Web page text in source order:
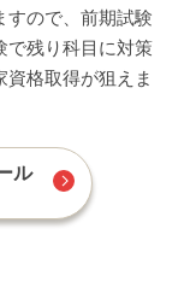
すので、前期試験
で残り科目に対策
資格取得が狙えま
ル